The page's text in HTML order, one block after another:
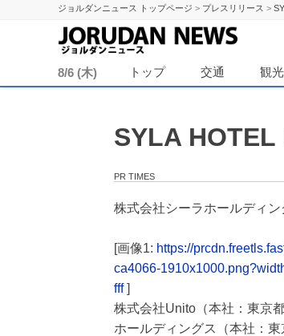
ジョルダンニュース トップページ > プレスリリース >
8/6 (木) トップ 交通 観光
SYLA
PR TIMES
株式会社シーラホールディ
[画像1: https://
ca4066-
fff]
株式会社Unito（本社：東京
ホールディングス（本社：